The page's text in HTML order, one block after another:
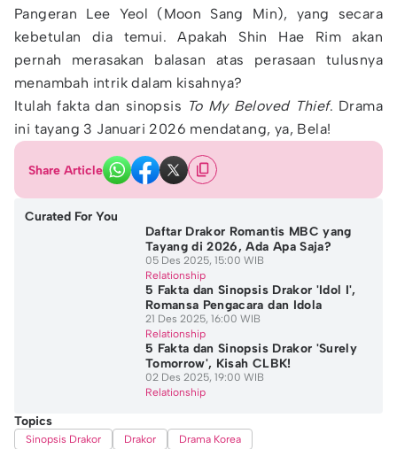
Pangeran Lee Yeol (Moon Sang Min), yang secara
kebetulan dia temui. Apakah Shin Hae Rim akan
pernah merasakan balasan atas perasaan tulusnya
menambah intrik dalam kisahnya?
Itulah fakta dan sinopsis To My Beloved Thief. Drama
ini tayang 3 Januari 2026 mendatang, ya, Bela!
Share Article
Curated For You
Daftar Drakor Romantis MBC yang
Tayang di 2026, Ada Apa Saja?
05 Des 2025, 15:00 WIB
Relationship
5 Fakta dan Sinopsis Drakor 'Idol I',
Romansa Pengacara dan Idola
21 Des 2025, 16:00 WIB
Relationship
5 Fakta dan Sinopsis Drakor 'Surely
Tomorrow', Kisah CLBK!
02 Des 2025, 19:00 WIB
Relationship
Topics
Sinopsis Drakor Drakor Drama Korea